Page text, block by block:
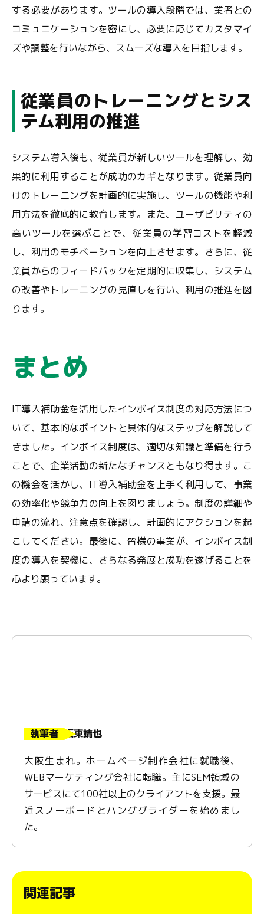
する必要があります。ツールの導入段階では、業者との
コミュニケーションを密にし、必要に応じてカスタマイ
ズや調整を行いながら、スムーズな導入を目指します。
従業員のトレーニングとシス
テム利用の推進
システム導入後も、従業員が新しいツールを理解し、効
果的に利用することが成功のカギとなります。従業員向
けのトレーニングを計画的に実施し、ツールの機能や利
用方法を徹底的に教育します。また、ユーザビリティの
高いツールを選ぶことで、従業員の学習コストを軽減
し、利用のモチベーションを向上させます。さらに、従
業員からのフィードバックを定期的に収集し、システム
の改善やトレーニングの見直しを行い、利用の推進を図
ります。
まとめ
IT導入補助金を活用したインボイス制度の対応方法につ
いて、基本的なポイントと具体的なステップを解説して
きました。インボイス制度は、適切な知識と準備を行う
ことで、企業活動の新たなチャンスともなり得ます。こ
の機会を活かし、IT導入補助金を上手く利用して、事業
の効率化や競争力の向上を図りましょう。制度の詳細や
申請の流れ、注意点を確認し、計画的にアクションを起
こしてください。最後に、皆様の事業が、インボイス制
度の導入を契機に、さらなる発展と成功を遂げることを
心より願っています。
執筆者 坂東靖也
大阪生まれ。ホームページ制作会社に就職後、
WEBマーケティング会社に転職。主にSEM領域の
サービスにて100社以上のクライアントを支援。最
近スノーボードとハンググライダーを始めまし
た。
関連記事